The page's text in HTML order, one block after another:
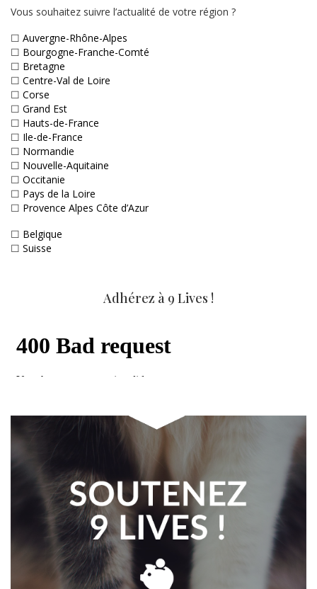
Vous souhaitez suivre l’actualité de votre région ?
☐ Auvergne-Rhône-Alpes
☐ Bourgogne-Franche-Comté
☐ Bretagne
☐ Centre-Val de Loire
☐ Corse
☐ Grand Est
☐ Hauts-de-France
☐ Ile-de-France
☐ Normandie
☐ Nouvelle-Aquitaine
☐ Occitanie
☐ Pays de la Loire
☐ Provence Alpes Côte d’Azur
☐ Belgique
☐ Suisse
Adhérez à 9 Lives !